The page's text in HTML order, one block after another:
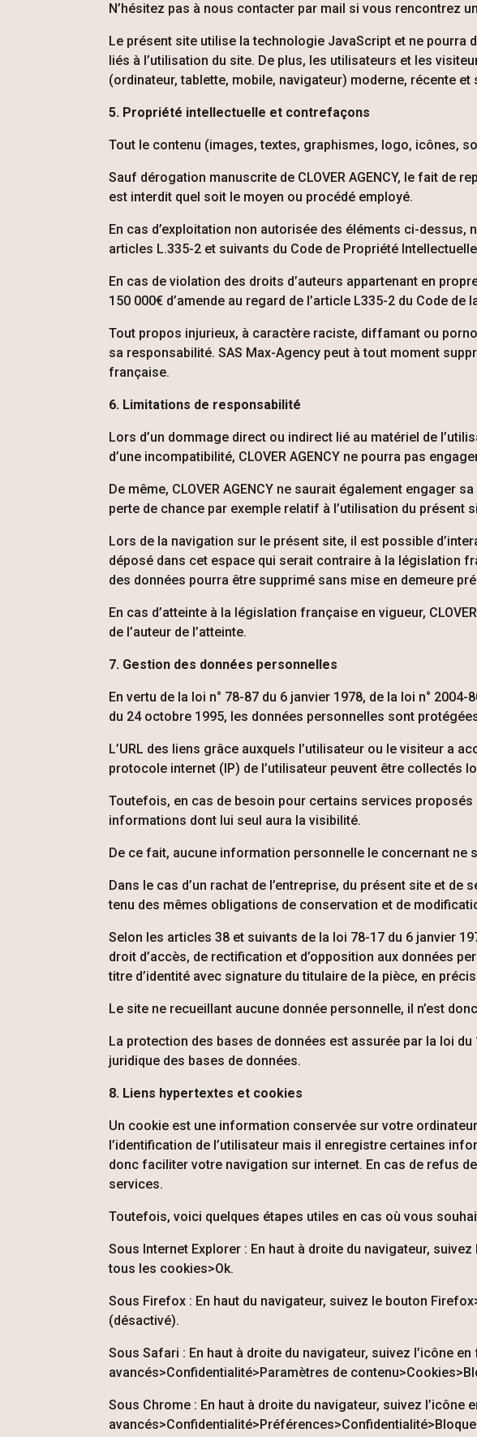
N’hésitez pas à nous contacter par mail si vous rencontrez
Le présent site utilise la technologie JavaScript et ne
liés à l’utilisation du site. De plus, les utilisateurs et les
(ordinateur, tablette, mobile, navigateur) moderne, récente et
5. Propriété intellectuelle et contrefaçons
Tout le contenu (images, textes, graphismes, logo, icônes,
Sauf dérogation manuscrite de CLOVER AGENCY, le fait de
est interdit quel soit le moyen ou procédé employé.
En cas d’exploitation non autorisée des éléments ci-
articles L.335-2 et suivants du Code de Propriété
En cas de violation des droits d’auteurs appartenant en
150 000€ d’amende au regard de l’article L335-2 du Code de
Tout propos injurieux, à caractère raciste, diffamant ou
sa responsabilité. SAS Max-Agency peut à tout moment
française.
6. Limitations de responsabilité
Lors d’un dommage direct ou indirect lié au matériel de
d’une incompatibilité, CLOVER AGENCY ne pourra pas
De même, CLOVER AGENCY ne saurait également engager
perte de chance par exemple relatif à l’utilisation du présent
Lors de la navigation sur le présent site, il est possible
déposé dans cet espace qui serait contraire à la législation
des données pourra être supprimé sans mise en demeure
En cas d’atteinte à la législation française en vigueur,
de l’auteur de l’atteinte.
7. Gestion des données personnelles
En vertu de la loi n° 78-87 du 6 janvier 1978, de la loi n°
du 24 octobre 1995, les données personnelles sont
L’URL des liens grâce auxquels l’utilisateur ou le visiteur a
protocole internet (IP) de l’utilisateur peuvent être collectés
Toutefois, en cas de besoin pour certains services
informations dont lui seul aura la visibilité.
De ce fait, aucune information personnelle le concernant ne
Dans le cas d’un rachat de l’entreprise, du présent site et
tenu des mêmes obligations de conservation et de
Selon les articles 38 et suivants de la loi 78-17 du 6 janvier
droit d’accès, de rectification et d’opposition aux données
titre d’identité avec signature du titulaire de la pièce, en
Le site ne recueillant aucune donnée personnelle, il n’est
La protection des bases de données est assurée par la loi
juridique des bases de données.
8. Liens hypertextes et cookies
Un cookie est une information conservée sur votre
l’identification de l’utilisateur mais il enregistre certaines
donc faciliter votre navigation sur internet. En cas de refus
services.
Toutefois, voici quelques étapes utiles en cas où vous
Sous Internet Explorer : En haut à droite du navigateur,
tous les cookies>Ok.
Sous Firefox : En haut du navigateur, suivez le bouton
(désactivé).
Sous Safari : En haut à droite du navigateur, suivez l’icône
avancés>Confidentialité>Paramètres de
Sous Chrome : En haut à droite du navigateur, suivez